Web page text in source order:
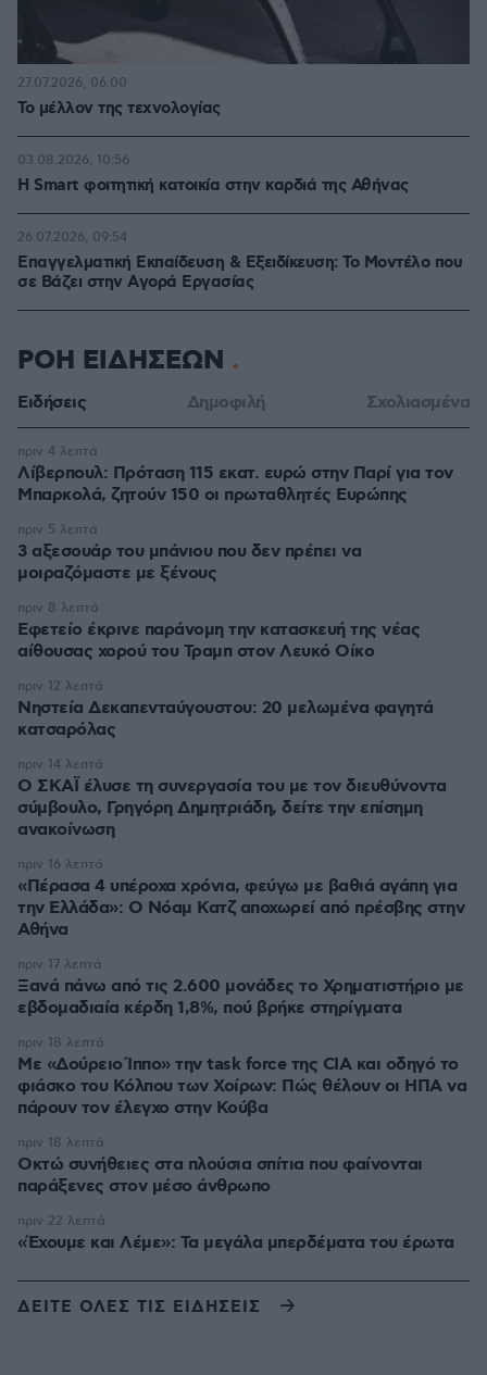
Το μέλλον της τεχνολογίας
27.07.2026, 06:00
Η Smart φοιτητική κατοικία στην καρδιά της Αθήνας
03.08.2026, 10:56
Επαγγελματική Εκπαίδευση & Εξειδίκευση: Το Mοντέλο που
σε Bάζει στην Aγορά Eργασίας
26.07.2026, 09:54
ΡΟΗ ΕΙΔΗΣΕΩΝ
Ειδήσεις Δημοφιλή Σχολιασμένα
Λίβερπουλ: Πρόταση 115 εκατ. ευρώ στην Παρί για τον
Μπαρκολά, ζητούν 150 οι πρωταθλητές Ευρώπης
πριν 4 λεπτά
3 αξεσουάρ του μπάνιου που δεν πρέπει να
μοιραζόμαστε με ξένους
πριν 5 λεπτά
Εφετείο έκρινε παράνομη την κατασκευή της νέας
αίθουσας χορού του Τραμπ στον Λευκό Οίκο
πριν 8 λεπτά
Νηστεία Δεκαπενταύγουστου: 20 μελωμένα φαγητά
κατσαρόλας
πριν 12 λεπτά
Ο ΣΚΑΪ έλυσε τη συνεργασία του με τον διευθύνοντα
σύμβουλο, Γρηγόρη Δημητριάδη, δείτε την επίσημη
ανακοίνωση
πριν 14 λεπτά
«Πέρασα 4 υπέροχα χρόνια, φεύγω με βαθιά αγάπη για
την Ελλάδα»: Ο Νόαμ Κατζ αποχωρεί από πρέσβης στην
Αθήνα
πριν 16 λεπτά
Ξανά πάνω από τις 2.600 μονάδες το Χρηματιστήριο με
εβδομαδιαία κέρδη 1,8%, πού βρήκε στηρίγματα
πριν 17 λεπτά
Με «Δούρειο Ίππο» την task force της CIA και οδηγό το
φιάσκο του Κόλπου των Χοίρων: Πώς θέλουν οι ΗΠΑ να
πάρουν τον έλεγχο στην Κούβα
πριν 18 λεπτά
Οκτώ συνήθειες στα πλούσια σπίτια που φαίνονται
παράξενες στον μέσο άνθρωπο
πριν 18 λεπτά
«Έχουμε και Λέμε»: Τα μεγάλα μπερδέματα του έρωτα
πριν 22 λεπτά
ΔΕΙΤΕ ΟΛΕΣ ΤΙΣ ΕΙΔΗΣΕΙΣ